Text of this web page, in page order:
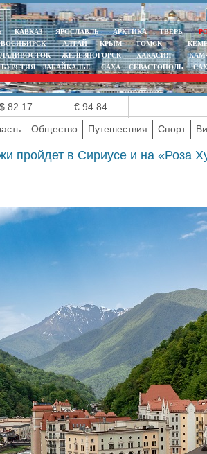
КАВКАЗ ЯРОСЛАВЛЬ АРКТИКА ТВЕРЬ
АЛТАЙ КРЫМ ТОМСК
ЖЕЛЕЗНОГОРСК ХАКАСИЯ
БУРЯТИЯ ЗАБАЙКАЛЬЕ САХА СЕВАСТОПОЛЬ
$ 82.17
€ 94.84
Общество Путешествия Спорт
пройдет в Сириусе и на «Роза